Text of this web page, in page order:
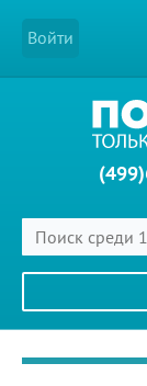
Войти
Главное